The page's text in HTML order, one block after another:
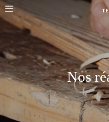
Aller
au
contenu
Nos
Menu